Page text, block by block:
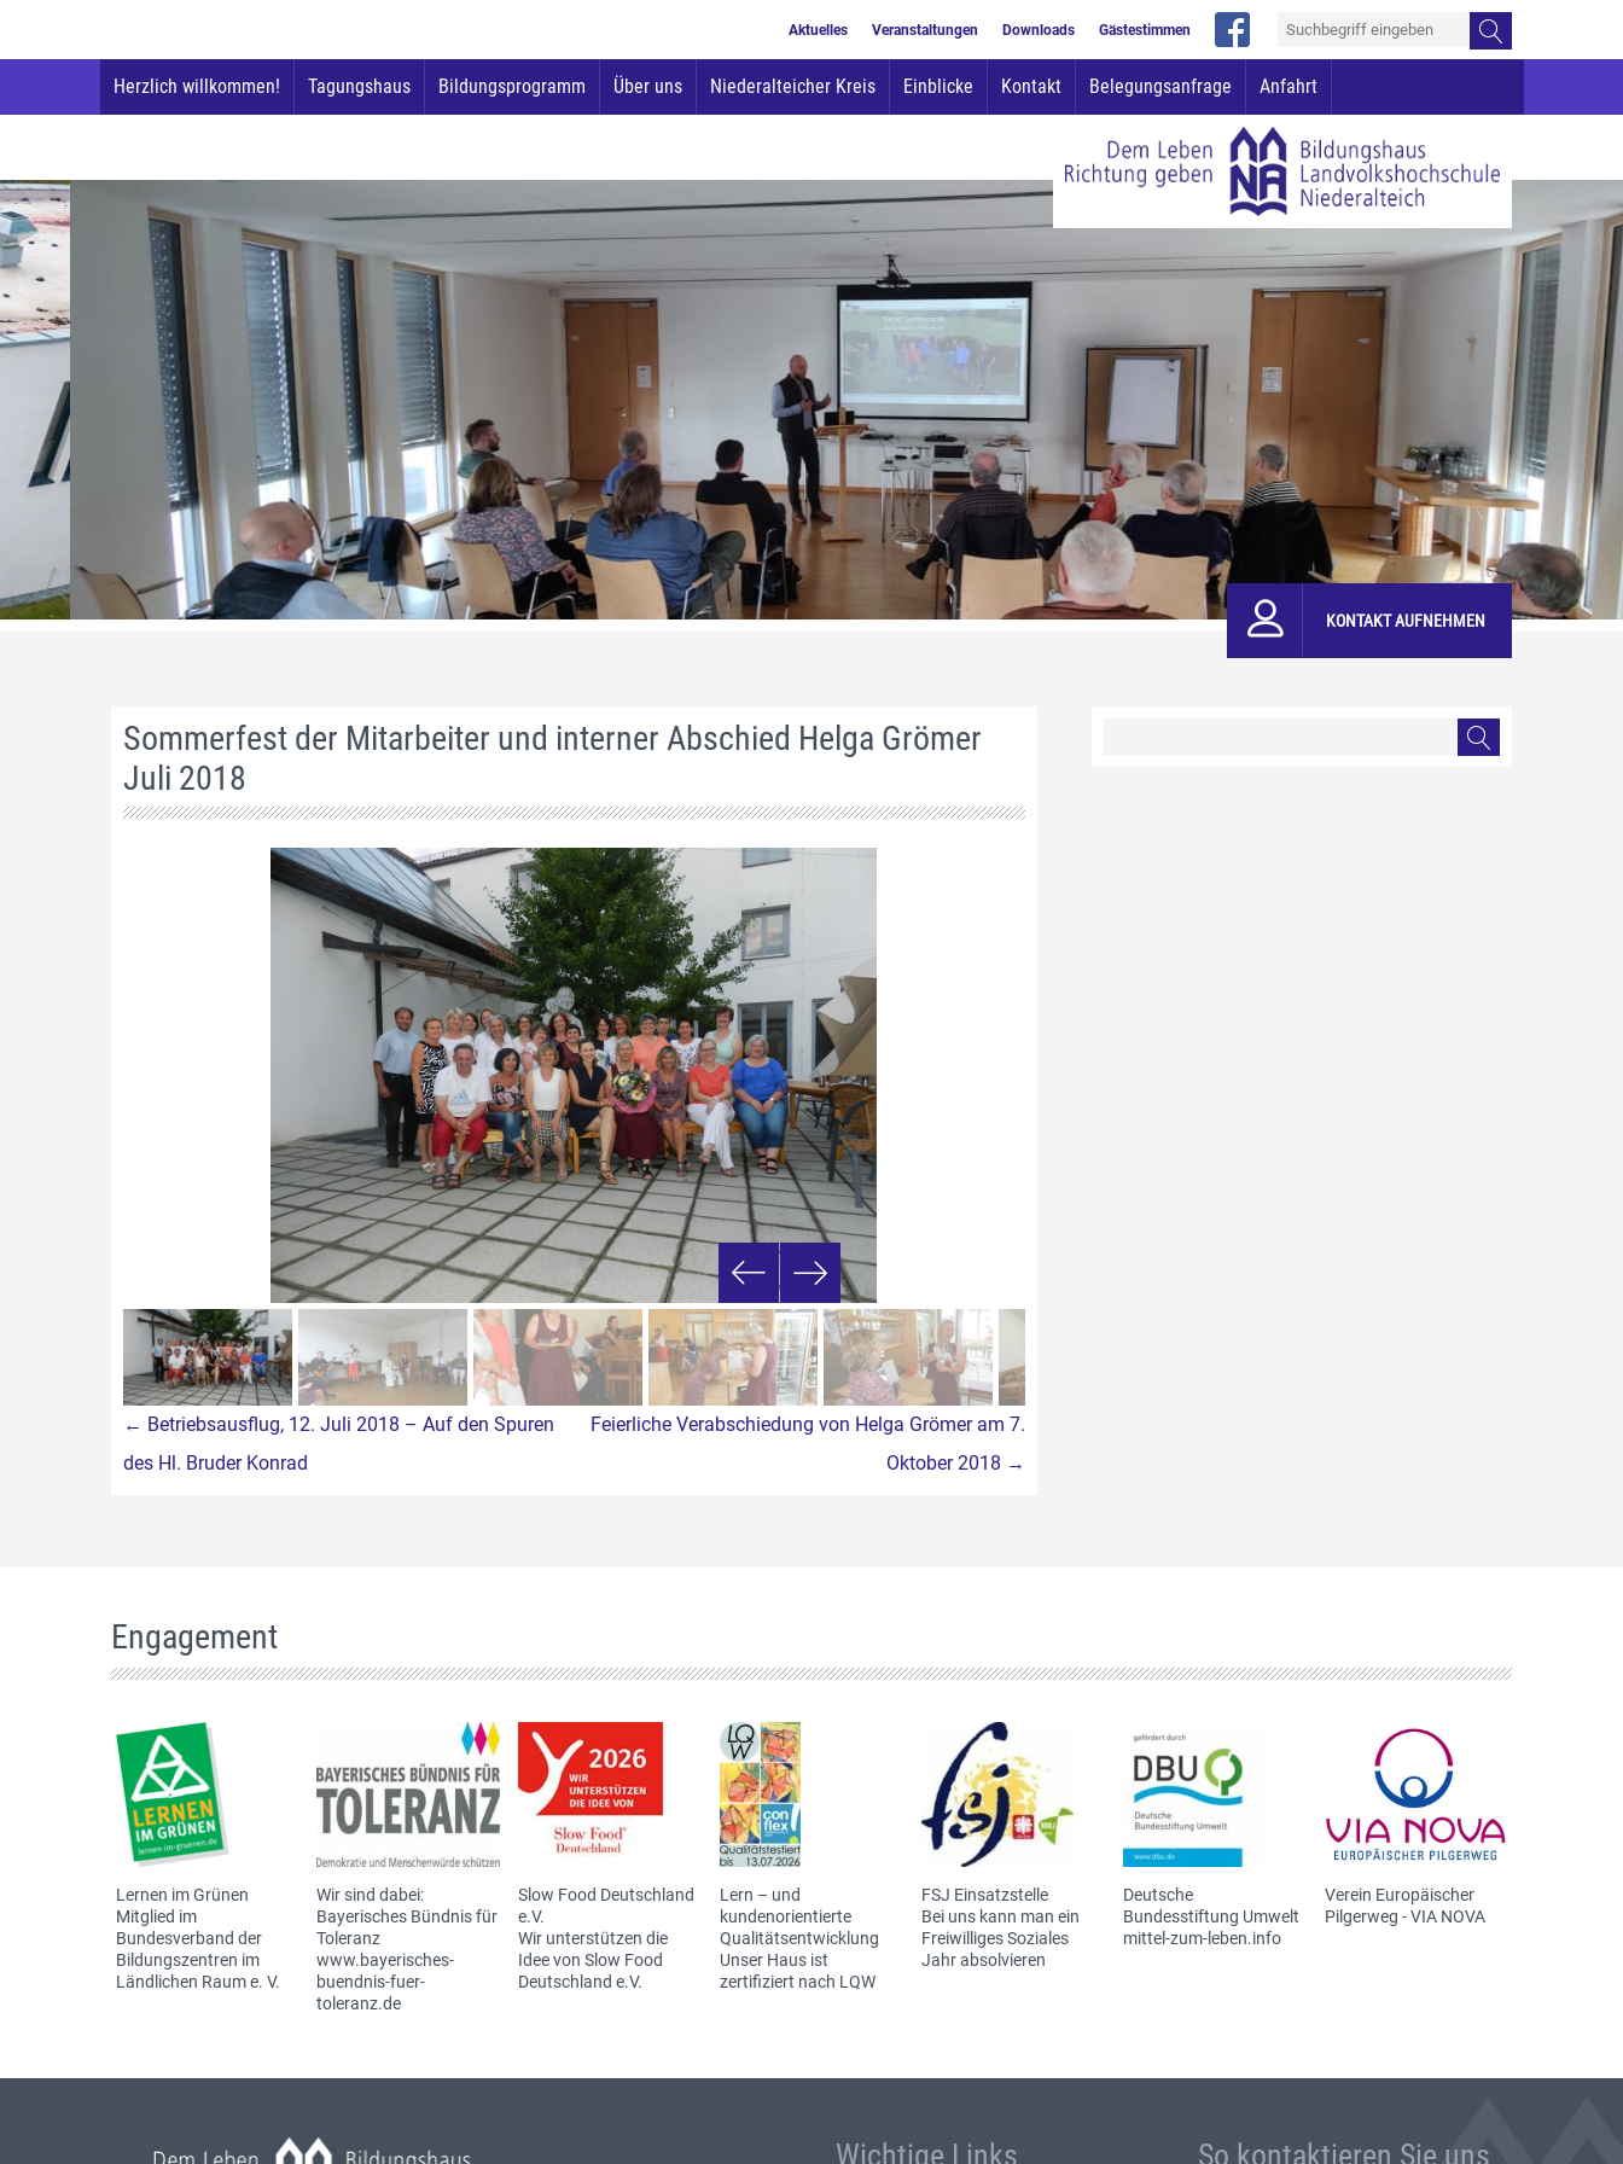
Aktuelles Veranstaltungen Downloads Gästestimmen
Inhalt
Herzlich willkommen! Tagungshaus Bildungsprogramm Über uns Niederalteicher Kreis Einblicke Kontakt Belegungsanfrage Anfahrt
KONTAKT AUFNEHMEN
Sommerfest der Mitarbeiter und interner Abschied Helga Grömer
Juli 2018
Beitragsnavigation
← Betriebsausflug, 12. Juli 2018 – Auf den Spuren
des Hl. Bruder Konrad
Feierliche Verabschiedung von Helga Grömer am 7.
Oktober 2018 →
Engagement
Lernen im Grünen
Mitglied im
Bundesverband der
Bildungszentren im
Ländlichen Raum e. V.
Wir sind dabei:
Bayerisches Bündnis für
Toleranz
www.bayerisches-
buendnis-fuer-
toleranz.de
Slow Food Deutschland
e.V.
Wir unterstützen die
Idee von Slow Food
Deutschland e.V.
Lern – und
kundenorientierte
Qualitätsentwicklung
Unser Haus ist
zertifiziert nach LQW
FSJ Einsatzstelle
Bei uns kann man ein
Freiwilliges Soziales
Jahr absolvieren
Deutsche
Bundesstiftung Umwelt
mittel-zum-leben.info
Verein Europäischer
Pilgerweg - VIA NOVA
Wichtige Links So kontaktieren Sie uns